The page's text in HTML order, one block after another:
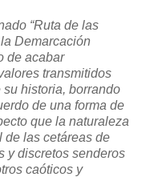
“Ruta de las
Demarcación
de acabar
transmitidos
historia, borrando
de una forma de
que la naturaleza
de las cetáreas de
y discretos senderos
caóticos y